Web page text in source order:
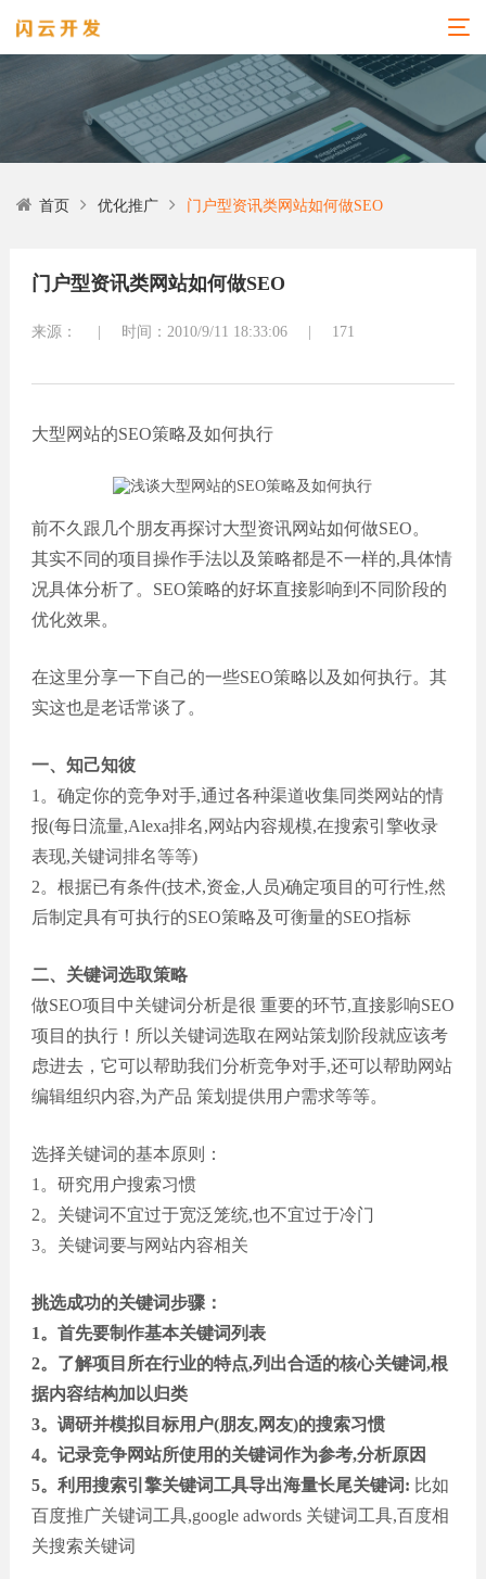
首页 优化推广 门户型资讯类网站如何做SEO
门户型资讯类网站如何做SEO
来源： 时间：2010/9/11 18:33:06 171
大型网站的SEO策略及如何执行
前不久跟几个朋友再探讨大型资讯网站如何做SEO。
其实不同的项目操作手法以及策略都是不一样的,具体情
况具体分析了。SEO策略的好坏直接影响到不同阶段的
优化效果。
在这里分享一下自己的一些SEO策略以及如何执行。其
实这也是老话常谈了。
一、知己知彼
1。确定你的竞争对手,通过各种渠道收集同类网站的情
报(每日流量,Alexa排名,网站内容规模,在搜索引擎收录
表现,关键词排名等等)
2。根据已有条件(技术,资金,人员)确定项目的可行性,然
后制定具有可执行的SEO策略及可衡量的SEO指标
二、关键词选取策略
做SEO项目中关键词分析是很 重要的环节,直接影响SEO
项目的执行！所以关键词选取在网站策划阶段就应该考
虑进去，它可以帮助我们分析竞争对手,还可以帮助网站
编辑组织内容,为产品 策划提供用户需求等等。
选择关键词的基本原则：
1。研究用户搜索习惯
2。关键词不宜过于宽泛笼统,也不宜过于冷门
3。关键词要与网站内容相关
挑选成功的关键词步骤：
1。首先要制作基本关键词列表
2。了解项目所在行业的特点,列出合适的核心关键词,根
据内容结构加以归类
3。调研并模拟目标用户(朋友,网友)的搜索习惯
4。记录竞争网站所使用的关键词作为参考,分析原因
5。利用搜索引擎关键词工具导出海量长尾关键词: 比如
百度推广关键词工具,google adwords 关键词工具,百度相
关搜索关键词